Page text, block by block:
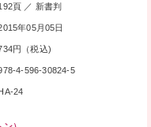
頁 ／ 新書判
年05月05日
円（税込)
4-596-30824-5
24